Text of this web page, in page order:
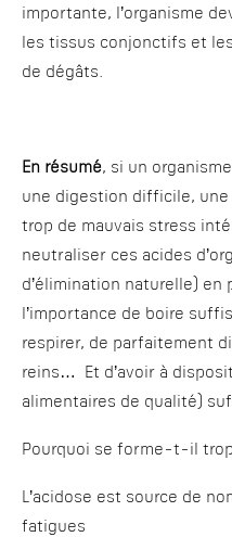
importante, l’organisme
les tissus conjonctifs et
de dégâts.
En résumé, si un
une digestion difficile,
trop de mauvais stress
neutraliser ces acides
d’élimination naturelle)
l’importance de boire
respirer, de parfaitement
reins… Et d’avoir à
alimentaires de qualité)
Pourquoi se forme-t-il trop
L’acidose est source de
fatigues